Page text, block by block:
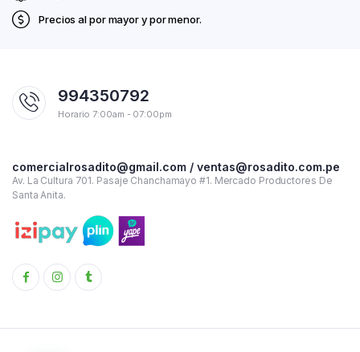
Precios al por mayor y por menor.
994350792
Horario 7:00am - 07:00pm
comercialrosadito@gmail.com / ventas@rosadito.com.pe
Av. La Cultura 701. Pasaje Chanchamayo #1. Mercado Productores De
Santa Anita.